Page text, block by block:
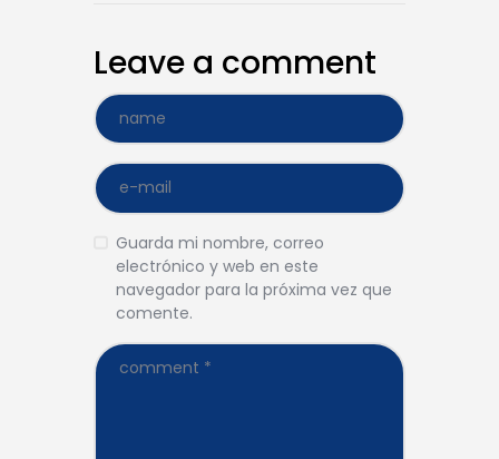
Leave a comment
Guarda mi nombre, correo
electrónico y web en este
navegador para la próxima vez que
comente.